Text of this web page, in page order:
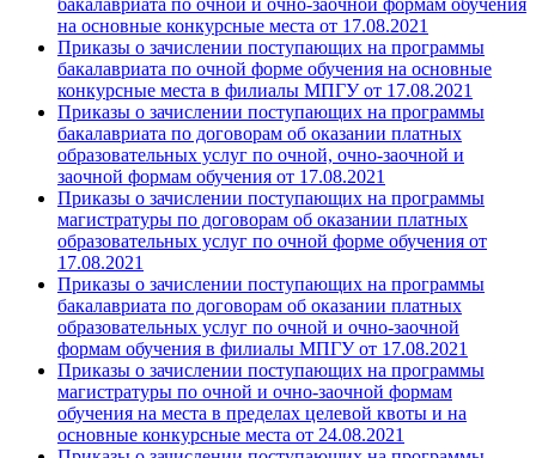
бакалавриата по очной и очно-заочной формам обучения
на основные конкурсные места от 17.08.2021
Приказы о зачислении поступающих на программы
бакалавриата по очной форме обучения на основные
конкурсные места в филиалы МПГУ от 17.08.2021
Приказы о зачислении поступающих на программы
бакалавриата по договорам об оказании платных
образовательных услуг по очной, очно-заочной и
заочной формам обучения от 17.08.2021
Приказы о зачислении поступающих на программы
магистратуры по договорам об оказании платных
образовательных услуг по очной форме обучения от
17.08.2021
Приказы о зачислении поступающих на программы
бакалавриата по договорам об оказании платных
образовательных услуг по очной и очно-заочной
формам обучения в филиалы МПГУ от 17.08.2021
Приказы о зачислении поступающих на программы
магистратуры по очной и очно-заочной формам
обучения на места в пределах целевой квоты и на
основные конкурсные места от 24.08.2021